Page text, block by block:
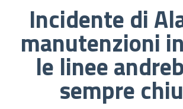
Incidente di
manutenzioni
le linee
sempre